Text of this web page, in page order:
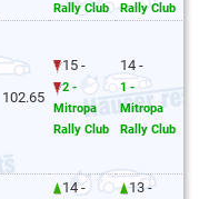
Rally Club
Rally Club
102.65
15 -
2 -
Mitropa
Rally Club
14 -
1 -
Mitropa
Rally Club
14 - 13 -